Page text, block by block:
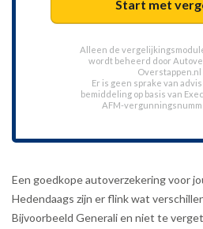
Start met
Alleen de
wordt beheerd door
Overstappen.nl
Er is geen sprake van
bemiddeling op basis van
AFM-
Een goedkope autoverzekering voor
Hedendaags zijn er flink wat
Bijvoorbeeld Generali en niet te